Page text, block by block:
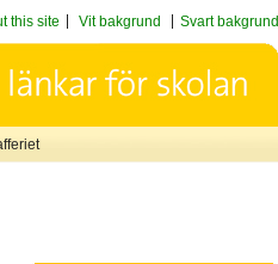
this site Vit bakgrund Svart bakgrund